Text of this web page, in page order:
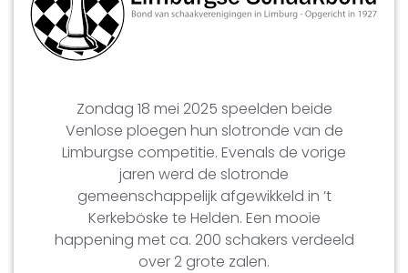
Zondag 18 mei 2025 speelden beide
Venlose ploegen hun slotronde van de
Limburgse competitie. Evenals de vorige
jaren werd de slotronde
gemeenschappelijk afgewikkeld in ’t
Kerkeböske te Helden. Een mooie
happening met ca. 200 schakers verdeeld
over 2 grote zalen.